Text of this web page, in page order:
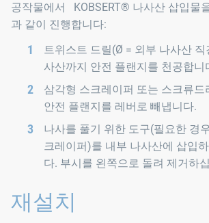
공작물에서 KOBSERT® 나사산 삽입물
과 같이 진행합니다:
트위스트 드릴(Ø = 외부 나사산
사산까지 안전 플랜지를 천공합니
삼각형 스크레이퍼 또는 스크류드
안전 플랜지를 레버로 빼냅니다.
나사를 풀기 위한 도구(필요한 경
크레이퍼)를 내부 나사산에 삽입
다. 부시를 왼쪽으로 돌려 제거하
재설치